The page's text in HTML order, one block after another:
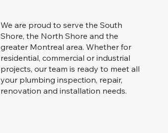
We are proud to serve the South
Shore, the North Shore and the
greater Montreal area. Whether for
residential, commercial or industrial
projects, our team is ready to meet all
your plumbing inspection, repair,
renovation and installation needs.